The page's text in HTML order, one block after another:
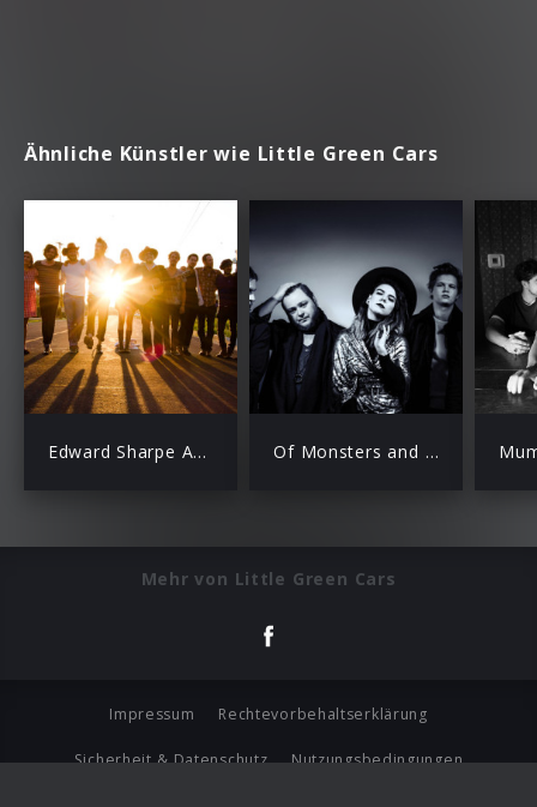
Ähnliche Künstler wie Little Green Cars
Edward Sharpe And The Magnetic Zeros Of Monsters and Men
Mehr von Little Green Cars
Impressum Rechtevorbehaltserklärung
Sicherheit & Datenschutz Nutzungsbedingungen